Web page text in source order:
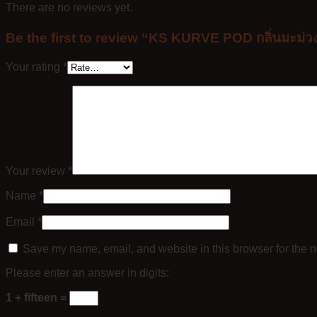
There are no reviews yet.
Be the first to review “KS KURVE POD กลิ่นมะม่ว
Your rating *
Your review *
Name *
Email *
Save my name, email, and website in this browser for the
Please enter an answer in digits:
1 + fifteen =